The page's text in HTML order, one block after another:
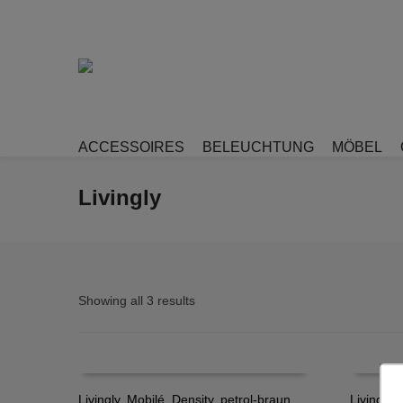
ACCESSOIRES BELEUCHTUNG MÖBEL
Livingly
Showing all 3 results
Livingly, Mobilé, Density, petrol-braun
Livingly,